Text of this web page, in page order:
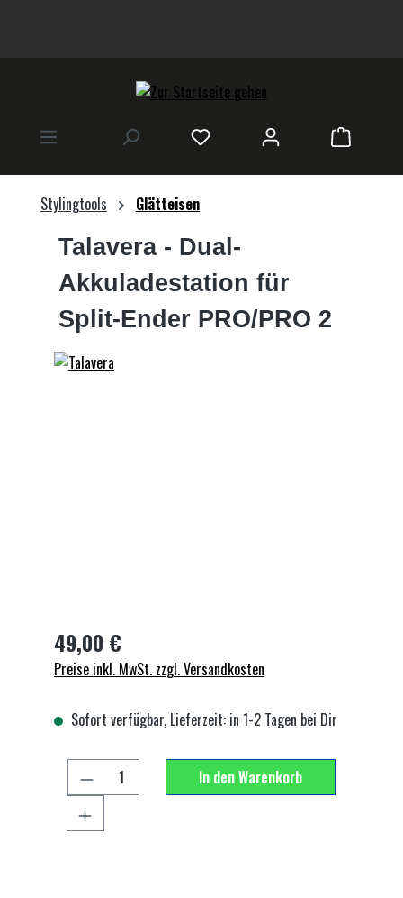
Stylingtools Glätteisen
Talavera- Dual-
Akkuladestation für
Split-Ender PRO/PRO 2
49,00 €
Preise inkl. MwSt. zzgl. Versandkosten
Sofort verfügbar, Lieferzeit: in 1-2 Tagen bei Dir
Produkt Anzahl: Gib den gewünschten Wert
In den Warenkorb